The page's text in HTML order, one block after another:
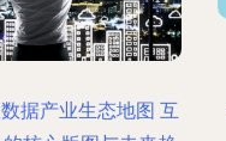
据产业生态地图 互